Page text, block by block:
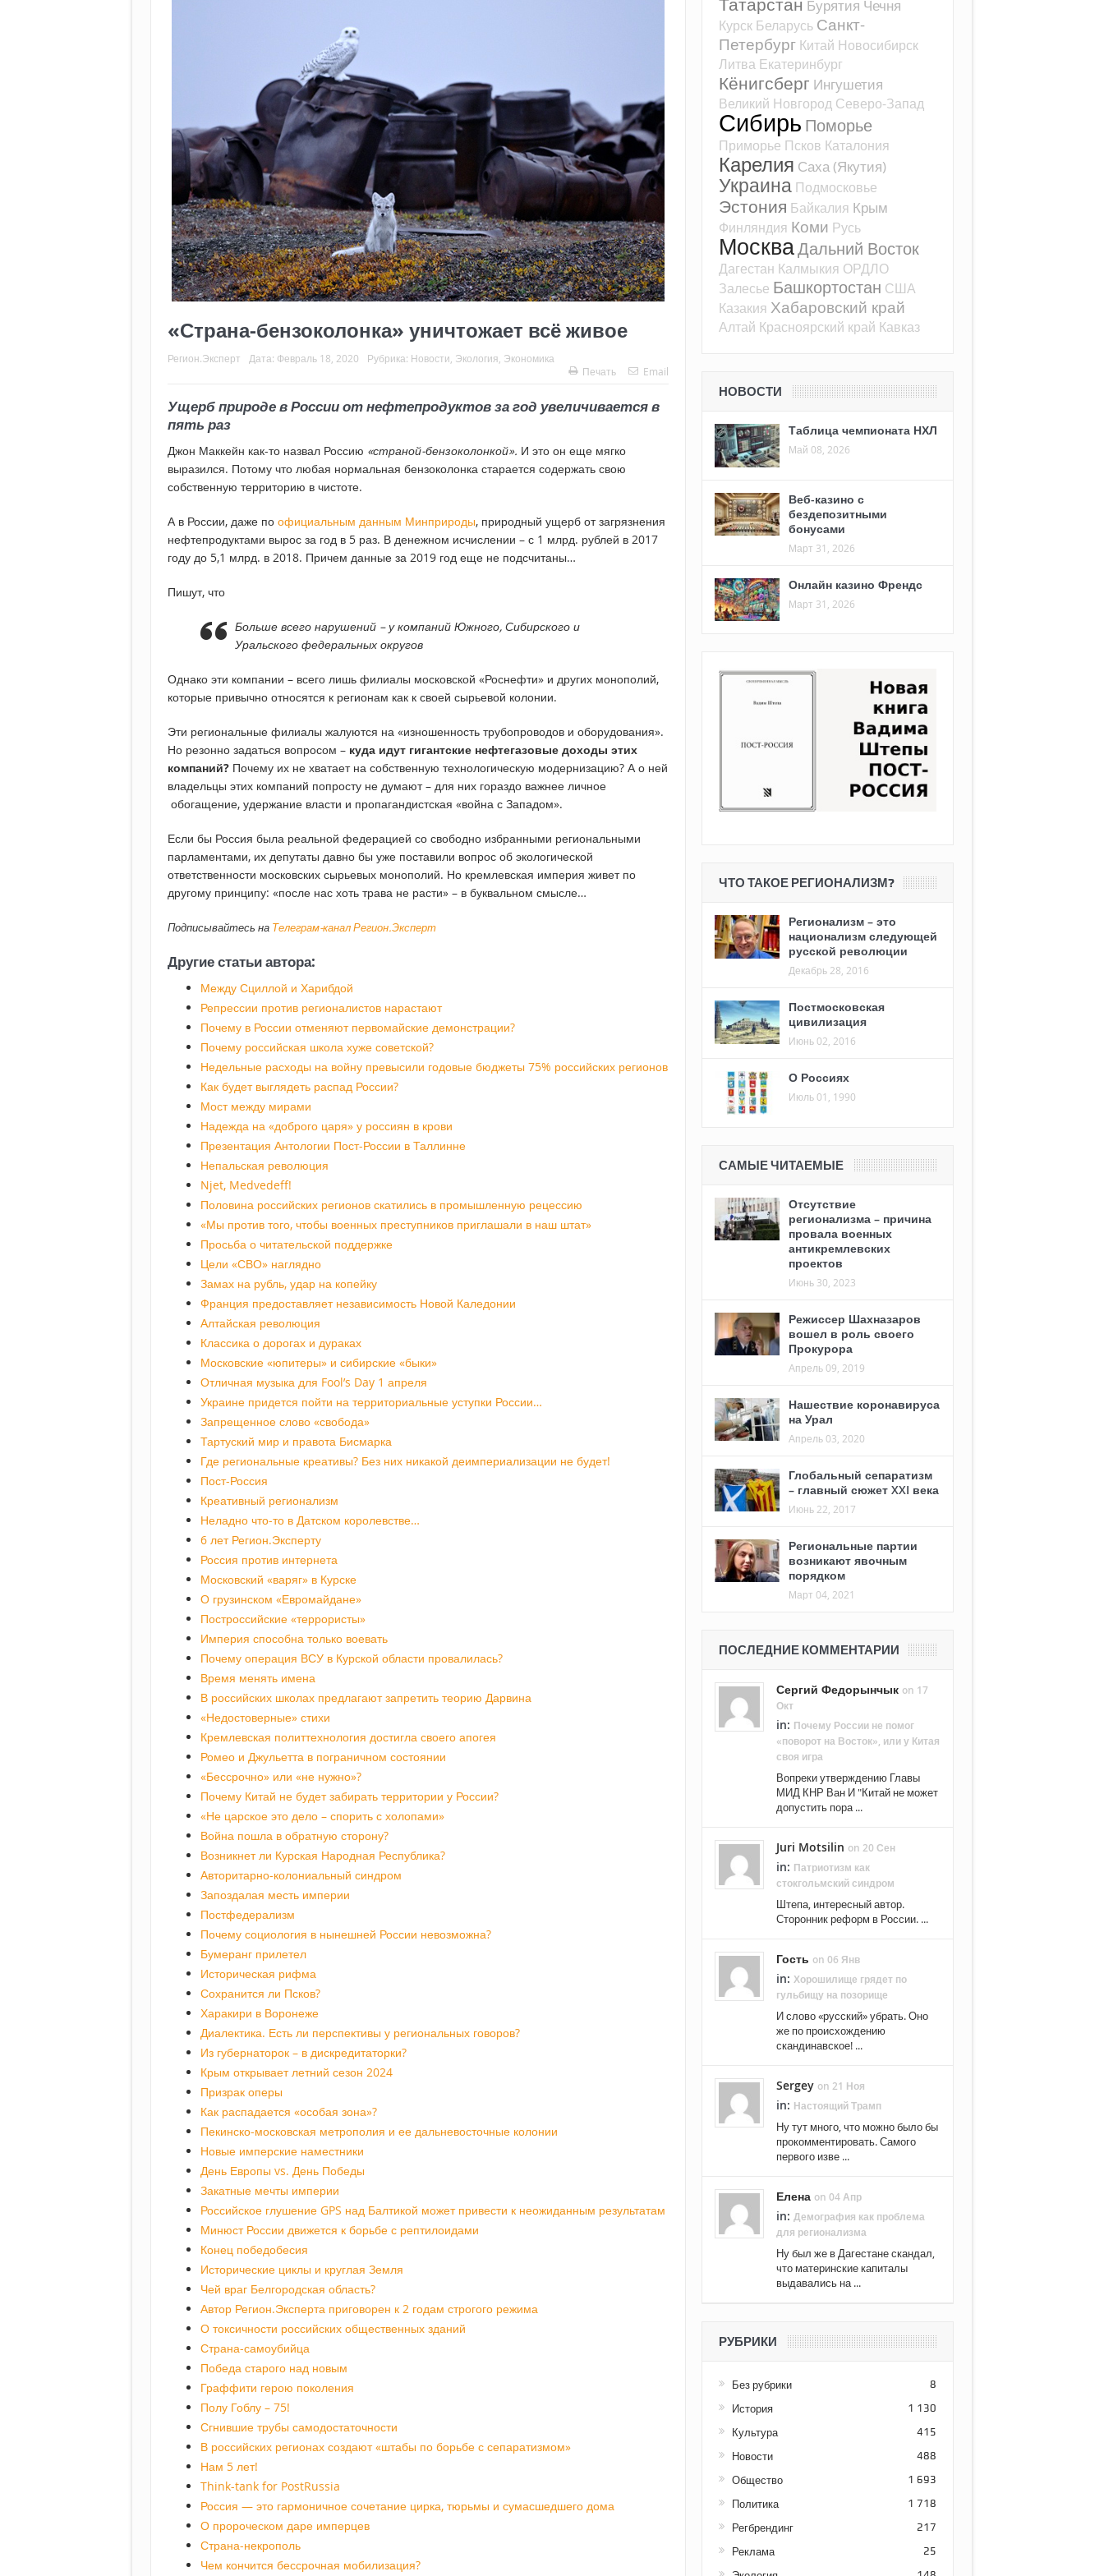
«Страна-бензоколонка» уничтожает всё живое
Регион.Эксперт Дата: Февраль 18, 2020 Рубрика: Новости Экология Экономика
Печать
Email
Ущерб природе в России от нефтепродуктов за год увеличивается в
пять раз
Джон Маккейн как-то назвал Россию «страной-бензоколонкой». И это он еще мягко
выразился. Потому что любая нормальная бензоколонка старается содержать свою
собственную территорию в чистоте.
А в России, даже по официальным данным Минприроды, природный ущерб от загрязнения
нефтепродуктами вырос за год в 5 раз. В денежном исчислении – с 1 млрд. рублей в 2017
году до 5,1 млрд. в 2018. Причем данные за 2019 год еще не подсчитаны…
Пишут, что
Больше всего нарушений – у компаний Южного, Сибирского и
Уральского федеральных округов
Однако эти компании – всего лишь филиалы московской «Роснефти» и других монополий,
которые привычно относятся к регионам как к своей сырьевой колонии.
Эти региональные филиалы жалуются на «изношенность трубопроводов и оборудования».
Но резонно задаться вопросом – куда идут гигантские нефтегазовые доходы этих
компаний? Почему их не хватает на собственную технологическую модернизацию? А о ней
владельцы этих компаний попросту не думают – для них гораздо важнее личное
обогащение, удержание власти и пропагандистская «война с Западом».
Если бы Россия была реальной федерацией со свободно избранными региональными
парламентами, их депутаты давно бы уже поставили вопрос об экологической
ответственности московских сырьевых монополий. Но кремлевская империя живет по
другому принципу: «после нас хоть трава не расти» – в буквальном смысле…
Подписывайтесь на Телеграм-канал Регион.Эксперт
Другие статьи автора:
Между Сциллой и Харибдой
Репрессии против регионалистов нарастают
Почему в России отменяют первомайские демонстрации?
Почему российская школа хуже советской?
Недельные расходы на войну превысили годовые бюджеты 75% российских регионов
Как будет выглядеть распад России?
Мост между мирами
Надежда на «доброго царя» у россиян в крови
Презентация Антологии Пост-России в Таллинне
Непальская революция
Njet, Medvedeff!
Половина российских регионов скатились в промышленную рецессию
«Мы против того, чтобы военных преступников приглашали в наш штат»
Просьба о читательской поддержке
Цели «СВО» наглядно
Замах на рубль, удар на копейку
Франция предоставляет независимость Новой Каледонии
Алтайская революция
Классика о дорогах и дураках
Московские «юпитеры» и сибирские «быки»
Отличная музыка для Fool’s Day 1 апреля
Украине придется пойти на территориальные уступки России…
Запрещенное слово «свобода»
Тартуский мир и правота Бисмарка
Где региональные креативы? Без них никакой деимпериализации не будет!
Пост-Россия
Креативный регионализм
Неладно что-то в Датском королевстве…
6 лет Регион.Эксперту
Россия против интернета
Московский «варяг» в Курске
О грузинском «Евромайдане»
Построссийские «террористы»
Империя способна только воевать
Почему операция ВСУ в Курской области провалилась?
Время менять имена
В российских школах предлагают запретить теорию Дарвина
«Недостоверные» стихи
Кремлевская политтехнология достигла своего апогея
Ромео и Джульетта в пограничном состоянии
«Бессрочно» или «не нужно»?
Почему Китай не будет забирать территории у России?
«Не царское это дело – спорить с холопами»
Война пошла в обратную сторону?
Возникнет ли Курская Народная Республика?
Авторитарно-колониальный синдром
Запоздалая месть империи
Постфедерализм
Почему социология в нынешней России невозможна?
Бумеранг прилетел
Историческая рифма
Сохранится ли Псков?
Харакири в Воронеже
Диалектика. Есть ли перспективы у региональных говоров?
Из губернаторок – в дискредитаторки?
Крым открывает летний сезон 2024
Призрак оперы
Как распадается «особая зона»?
Пекинско-московская метрополия и ее дальневосточные колонии
Новые имперские наместники
День Европы vs. День Победы
Закатные мечты империи
Российское глушение GPS над Балтикой может привести к неожиданным результатам
Минюст России движется к борьбе с рептилоидами
Конец победобесия
Исторические циклы и круглая Земля
Чей враг Белгородская область?
Автор Регион.Эксперта приговорен к 2 годам строгого режима
О токсичности российских общественных зданий
Страна-самоубийца
Победа старого над новым
Граффити герою поколения
Полу Гоблу – 75!
Сгнившие трубы самодостаточности
В российских регионах создают «штабы по борьбе с сепаратизмом»
Нам 5 лет!
Think-tank for PostRussia
Россия — это гармоничное сочетание цирка, тюрьмы и сумасшедшего дома
О пророческом даре имперцев
Страна-некрополь
Чем кончится бессрочная мобилизация?
Бурятия Чечня
Курск Беларусь Санкт-
Петербург Китай Новосибирск
Литва Екатеринбург
Кёнигсберг Ингушетия
Великий Новгород Северо-Запад
Сибирь Поморье
Приморье Псков Каталония
Карелия Саха (Якутия)
Украина Подмосковье
Эстония Байкалия Крым
Финляндия Коми Русь
МоскваДальний Восток
Дагестан Калмыкия ОРДЛО
Залесье Башкортостан США
Казакия Хабаровский край
Алтай Красноярский край Кавказ
НОВОСТИ
Таблица чемпионата НХЛ
Май 08, 2026
Веб-казино с
бездепозитными
бонусами
Март 31, 2026
Онлайн казино Френдс
Март 31, 2026
ЧТО ТАКОЕ РЕГИОНАЛИЗМ?
Регионализм – это
национализм следующей
русской революции
Декабрь 28, 2016
Постмосковская
цивилизация
Июнь 02, 2016
О Россиях
Июль 01, 1990
САМЫЕ ЧИТАЕМЫЕ
Отсутствие
регионализма – причина
провала военных
антикремлевских
проектов
Июнь 30, 2023
Режиссер Шахназаров
вошел в роль своего
Прокурора
Апрель 09, 2019
Нашествие коронавируса
на Урал
Апрель 03, 2020
Глобальный сепаратизм
– главный сюжет XXI века
Июнь 22, 2017
Региональные партии
возникают явочным
порядком
Март 04, 2021
ПОСЛЕДНИЕ КОММЕНТАРИИ
Сергий Федорынчык on 17
Окт
in: Почему России не помог
«поворот на Восток», или у Китая
своя игра
Вопреки утверждению Главы
МИД КНР Ван И "Китай не может
допустить пора ...
Juri Motsilin on 20 Сен
in: Патриотизм как
стокгольмский синдром
Штепа, интересный автор.
Сторонник реформ в России. ...
Гость on 06 Янв
in: Хорошилище грядет по
гульбищу на позорище
И слово «русский» убрать. Оно
же по происхождению
скандинавское! ...
Sergey on 21 Ноя
in: Настоящий Трамп
Ну тут много, что можно было бы
прокомментировать. Самого
первого изве ...
Елена on 04 Апр
in: Демография как проблема
для регионализма
Ну был же в Дагестане скандал,
что материнские капиталы
выдавались на ...
РУБРИКИ
Без рубрики 8
История 1 130
Культура 415
Новости 488
Общество 1 693
Политика 1 718
Регбрендинг 217
Реклама 25